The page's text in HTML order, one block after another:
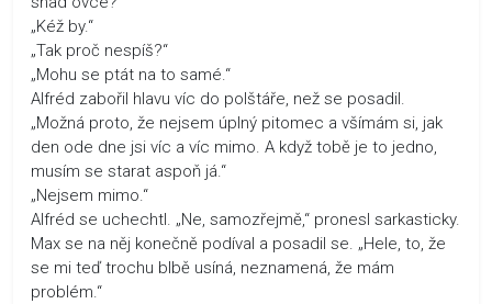
„Kéž by.“
„Tak proč nespíš?“
„Mohu se ptát na to samé.“
Alfréd zabořil hlavu víc do polštáře, než se posadil.
„Možná proto, že nejsem úplný pitomec a všímám si, jak
den ode dne jsi víc a víc mimo. A když tobě je to jedno,
musím se starat aspoň já.“
„Nejsem mimo.“
Alfréd se uchechtl. „Ne, samozřejmě,“ pronesl sarkasticky.
Max se na něj konečně podíval a posadil se. „Hele, to, že
se mi teď trochu blbě usíná, neznamená, že mám
problém.“